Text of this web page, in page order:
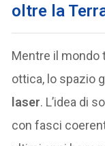
oltre la
Mentre il mondo
ottica, lo spazio
laser. L’idea di
con fasci